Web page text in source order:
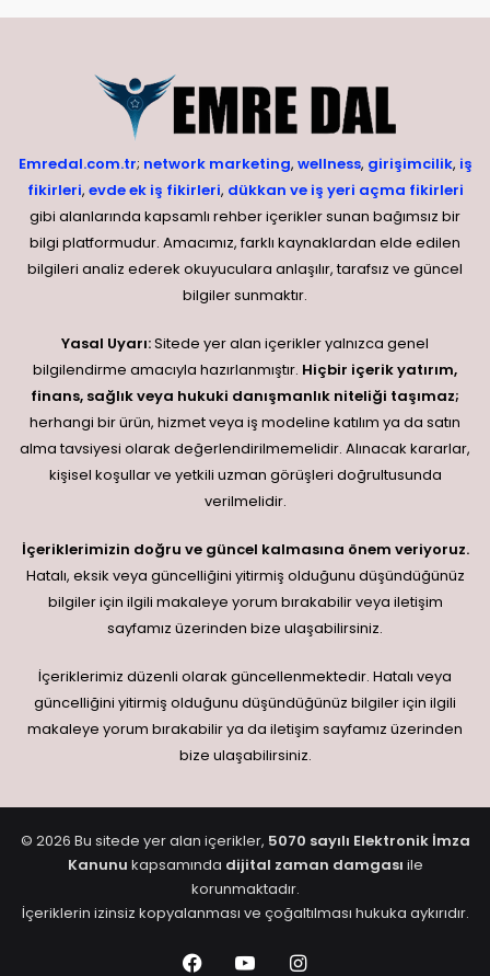
Emredal.com.tr; network marketing, wellness, girişimcilik, iş
fikirleri, evde ek iş fikirleri, dükkan ve iş yeri açma fikirleri
gibi alanlarında kapsamlı rehber içerikler sunan bağımsız bir
bilgi platformudur. Amacımız, farklı kaynaklardan elde edilen
bilgileri analiz ederek okuyuculara anlaşılır, tarafsız ve güncel
bilgiler sunmaktır.
Yasal Uyarı:Sitede yer alan içerikler yalnızca genel
bilgilendirme amacıyla hazırlanmıştır. Hiçbir içerik yatırım,
finans, sağlık veya hukuki danışmanlık niteliği taşımaz;
herhangi bir ürün, hizmet veya iş modeline katılım ya da satın
alma tavsiyesi olarak değerlendirilmemelidir. Alınacak kararlar,
kişisel koşullar ve yetkili uzman görüşleri doğrultusunda
verilmelidir.
İçeriklerimizin doğru ve güncel kalmasına önem veriyoruz.
Hatalı, eksik veya güncelliğini yitirmiş olduğunu düşündüğünüz
bilgiler için ilgili makaleye yorum bırakabilir veya iletişim
sayfamız üzerinden bize ulaşabilirsiniz.
İçeriklerimiz düzenli olarak güncellenmektedir. Hatalı veya
güncelliğini yitirmiş olduğunu düşündüğünüz bilgiler için ilgili
makaleye yorum bırakabilir ya da iletişim sayfamız üzerinden
bize ulaşabilirsiniz.
© 2026 Bu sitede yer alan içerikler, 5070 sayılı Elektronik İmza
Kanunu kapsamında dijital zaman damgası ile
korunmaktadır.
İçeriklerin izinsiz kopyalanması ve çoğaltılması hukuka aykırıdır.
FacebookYouTubeInstagram